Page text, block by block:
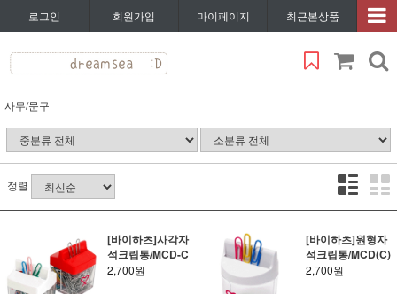
로그인 회원가입 마이페이지 최근본상품
사무/문구
정렬
[바이하츠]사각자
석크립통/MCD-C
2,700원
[바이하츠]원형자
석크립통/MCD(C)
2,700원